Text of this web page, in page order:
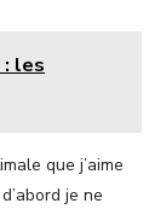
les
que j’aime
je ne